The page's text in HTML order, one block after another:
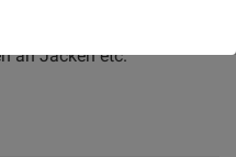
toll für
an Jacken etc.